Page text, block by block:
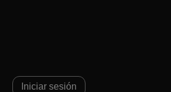
Iniciar sesión